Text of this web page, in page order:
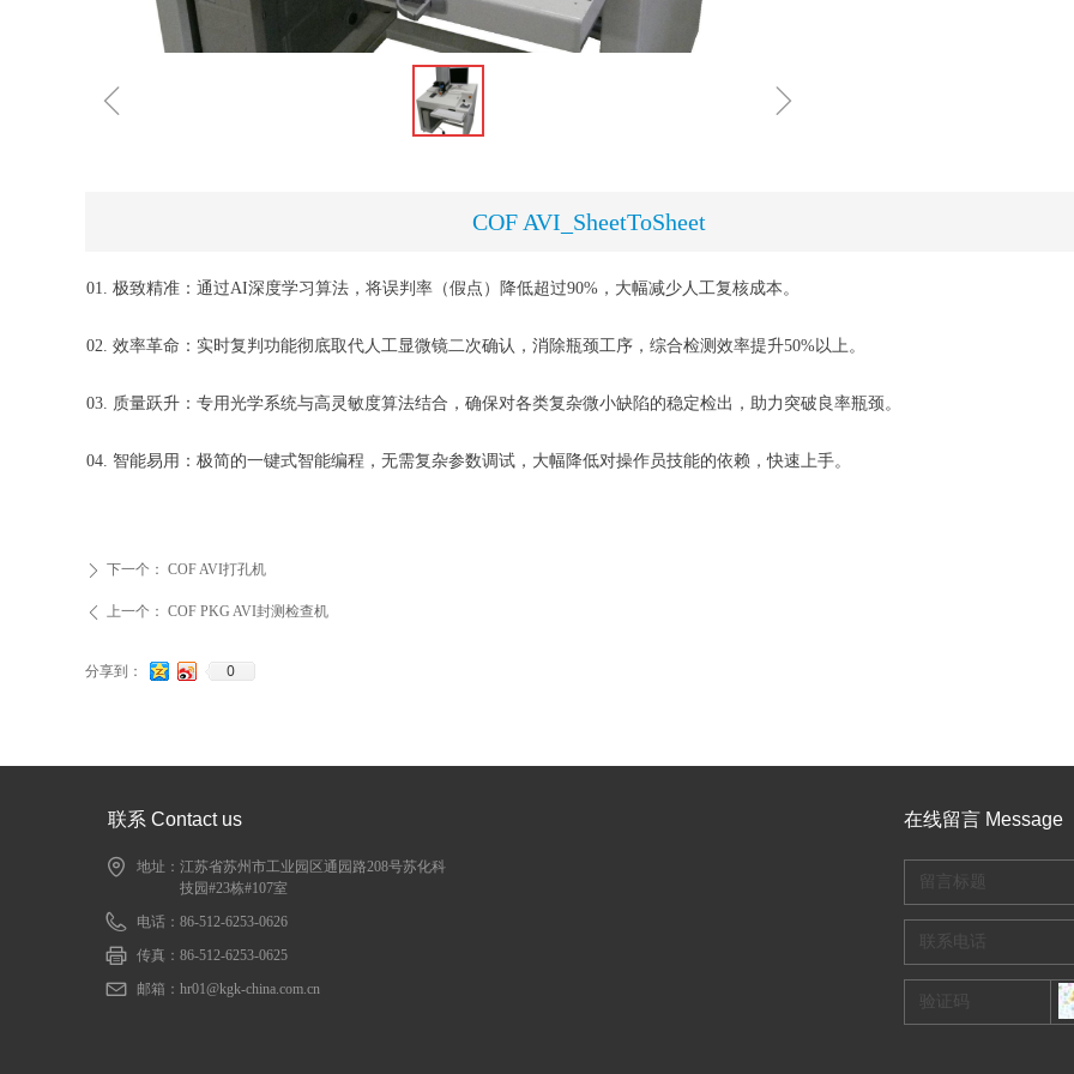
ꁆ ꁇ
COF AVI_SheetToSheet
ꄴ 上一个： COF PKG AVI封测检查机
ꄲ 下一个： COF AVI打孔机
01. 极致精准：通过AI深度学习算法，将误判率（假点）降低超过90%，大幅减少人工复核成本。
02. 效率革命：实时复判功能彻底取代人工显微镜二次确认，消除瓶颈工序，综合检测效率提升50%以上。
03. 质量跃升：专用光学系统与高灵敏度算法结合，确保对各类复杂微小缺陷的稳定检出，助力突破良率瓶颈。
04. 智能易用：极简的一键式智能编程，无需复杂参数调试，大幅降低对操作员技能的依赖，快速上手。
分享到： 0
联系 Contact us
地址： 江苏省苏州市工业园区通园路208号苏化科
技园#23栋#107室
电话： 86-512-6253-0626
传真： 86-512-6253-0625
邮箱： hr01@kgk-china.com.cn
在线留言 Message